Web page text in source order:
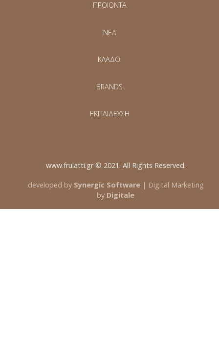
ΠΡΟΪΟΝΤΑ
NEA
ΚΛΑΔΟΙ
BRANDS
ΕΚΠΑΙΔΕΥΣΗ
www.frulatti.gr © 2021. All Rights Reserved.
developed by Synergic Software| Digital Marketing
by Digitale